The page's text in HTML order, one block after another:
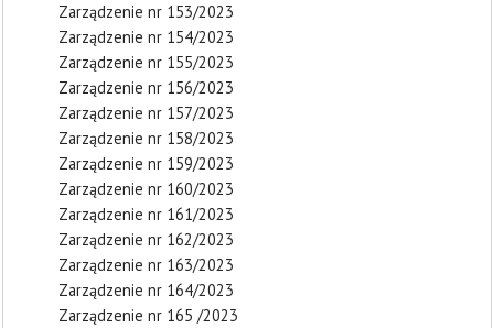
Zarządzenie nr 153/2023
Zarządzenie nr 154/2023
Zarządzenie nr 155/2023
Zarządzenie nr 156/2023
Zarządzenie nr 157/2023
Zarządzenie nr 158/2023
Zarządzenie nr 159/2023
Zarządzenie nr 160/2023
Zarządzenie nr 161/2023
Zarządzenie nr 162/2023
Zarządzenie nr 163/2023
Zarządzenie nr 164/2023
Zarządzenie nr 165 /2023